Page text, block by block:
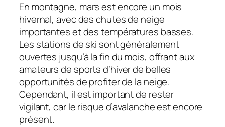
En montagne, mars est encore un mois
hivernal, avec des chutes de neige
importantes et des températures basses.
Les stations de ski sont généralement
ouvertes jusqu’à la fin du mois, offrant aux
amateurs de sports d’hiver de belles
opportunités de profiter de la neige.
Cependant, il est important de rester
vigilant, car le risque d’avalanche est encore
présent.